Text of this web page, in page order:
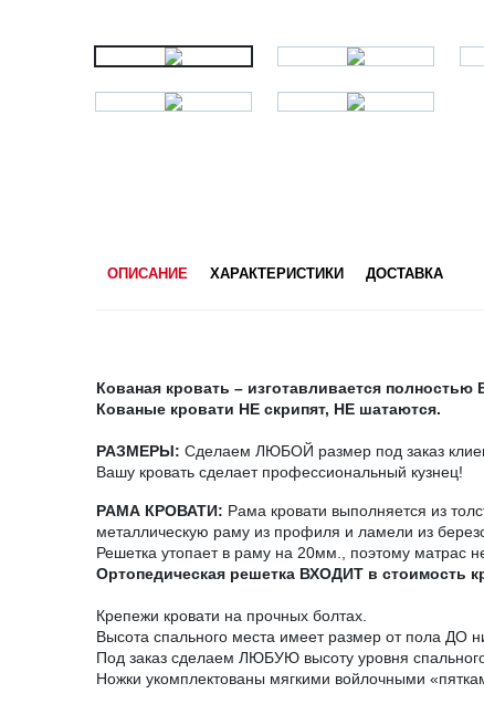
ОПИСАНИЕ ХАРАКТЕРИСТИКИ ДОСТАВКА
Кованая кровать – изготавливается
Кованые кровати НЕ скрипят, НЕ шатаются.
РАЗМЕРЫ: Сделаем ЛЮБОЙ размер под заказ
Вашу кровать сделает профессиональный кузнец!
РАМА КРОВАТИ: Рама кровати выполняется из
металлическую раму из профиля и ламели из
Решетка утопает в раму на 20мм., поэтому матрас
Ортопедическая решетка ВХОДИТ в стоимость
Крепежи кровати на прочных болтах.
Высота спального места имеет размер от пола ДО
Под заказ сделаем ЛЮБУЮ высоту уровня
Ножки укомплектованы мягкими войлочными